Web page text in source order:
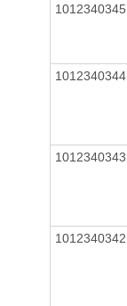
1012340345
1012340344
1012340343
1012340342